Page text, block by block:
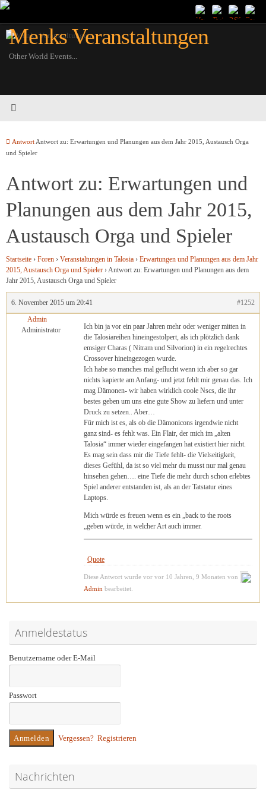
Zum
springen
Menks Veranstaltungen
Other World Events...
Startseite
Antwort Antwort zu: Erwartungen und Planungen aus dem Jahr 2015, Austausch Orga
und Spieler
Antwort zu: Erwartungen und
Planungen aus dem Jahr 2015,
Austausch Orga und Spieler
Startseite › Foren › Veranstaltungen in Talosia › Erwartungen und Planungen aus dem Jahr
2015, Austausch Orga und Spieler ›Antwort zu: Erwartungen und Planungen aus dem
Jahr 2015, Austausch Orga und Spieler
6. November 2015 um 20:41
#1252
Admin
Administrator
Ich bin ja vor ein paar Jahren mehr oder weniger mitten in
die Talosiareihen hineingestolpert, als ich plötzlich dank
emsiger Charas ( Nitram und Silvorion) in ein regelrechtes
Crossover hineingezogen wurde.
Ich habe so manches mal geflucht wenn ich aber so gar
nichts kapierte am Anfang- und jetzt fehlt mir genau das. Ich
mag Dämonen- wir haben wirklich coole Nscs, die ihr
bestes geben um uns eine gute Show zu liefern und unter
Druck zu setzen.. Aber…
Für mich ist es, als ob die Dämonicons irgendwie nicht
ganz sind- es fehlt was. Ein Flair, der mich im „alten
Talosia“ immer wieder eingefangen hat existiert hier nicht.
Es mag sein dass mir die Tiefe fehlt- die Vielseitigkeit,
dieses Gefühl, da ist so viel mehr du musst nur mal genau
hinsehen gehen…. eine Tiefe die mehr durch schon erlebtes
Spiel anderer entstanden ist, als an der Tatstatur eines
Laptops.
Mich würde es freuen wenn es ein „back to the roots
„geben würde, in welcher Art auch immer.
Quote
Diese Antwort wurde vor vor 10 Jahren, 9 Monaten von
Admin bearbeitet.
Anmeldestatus
Benutzername oder E-Mail
Passwort
Vergessen? Registrieren
Nachrichten